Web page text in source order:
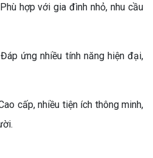
hợp với gia đình nhỏ, nhu cầu
ứng nhiều tính năng hiện đại,
cấp, nhiều tiện ích thông minh,